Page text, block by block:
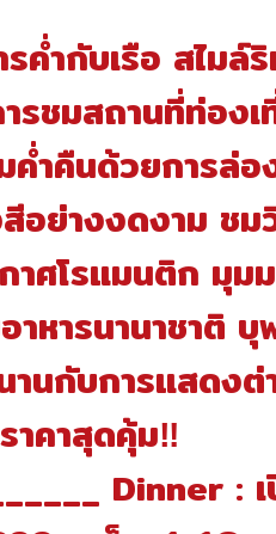
ค่ำกับเรือ สไมล์ริ
รชมสถานที่ท่องเ
ำคืนด้วยการล่อ
อย่างงดงาม ชม
าศโรแมนติก มุม
หารนานาชาติ บุ
นกับการแสดงต่
าคาสุดคุ้ม‼️
Dinner :